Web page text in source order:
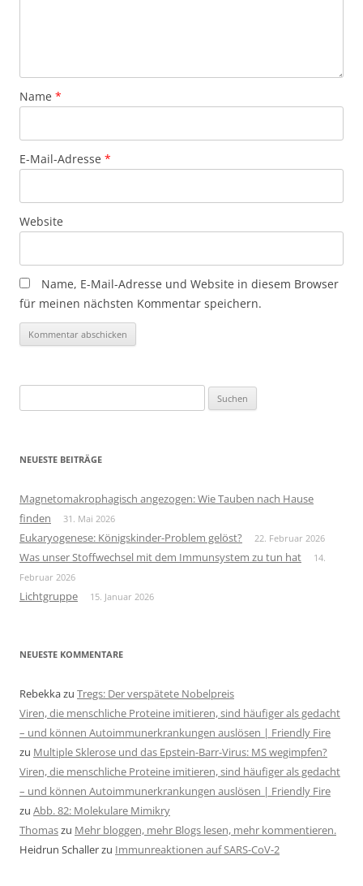
Name *
E-Mail-Adresse *
Website
Name, E-Mail-Adresse und Website in diesem Browser
für meinen nächsten Kommentar speichern.
nach:
NEUESTE BEITRÄGE
Magnetomakrophagisch angezogen: Wie Tauben nach Hause
finden
31. Mai 2026
Eukaryogenese: Königskinder-Problem gelöst? 22. Februar 2026
Was unser Stoffwechsel mit dem Immunsystem zu tun hat
14.
Februar 2026
Lichtgruppe 15. Januar 2026
NEUESTE KOMMENTARE
Rebekkazu Tregs: Der verspätete Nobelpreis
Viren, die menschliche Proteine imitieren, sind häufiger als gedacht
– und können Autoimmunerkrankungen auslösen | Friendly Fire
zu Multiple Sklerose und das Epstein-Barr-Virus: MS wegimpfen?
Viren, die menschliche Proteine imitieren, sind häufiger als gedacht
– und können Autoimmunerkrankungen auslösen | Friendly Fire
zu Abb. 82: Molekulare Mimikry
Thomaszu Mehr bloggen, mehr Blogs lesen, mehr kommentieren.
Heidrun Schallerzu Immunreaktionen auf SARS-CoV-2